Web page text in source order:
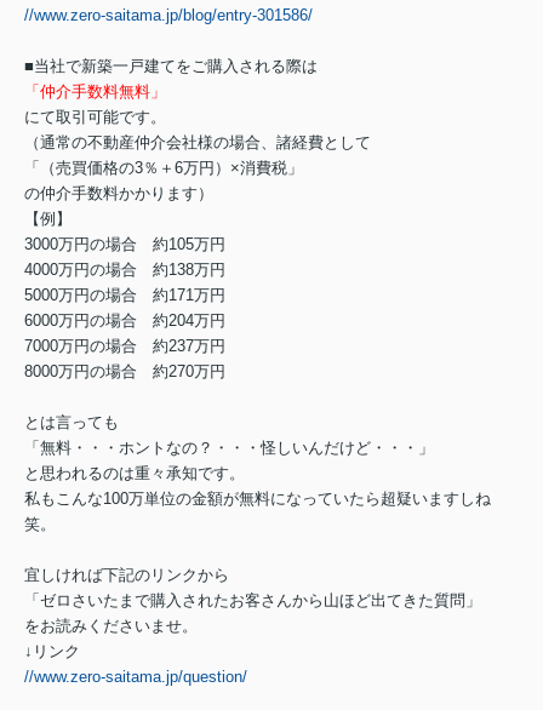
//www.zero-saitama.jp/blog/entry-301586/
■当社で新築一戸建てをご購入される際は
「仲介手数料無料」
にて取引可能です。
（通常の不動産仲介会社様の場合、諸経費として
「（売買価格の3％＋6万円）×消費税」
の仲介手数料かかります）
【例】
3000万円の場合 約105万円
4000万円の場合 約138万円
5000万円の場合 約171万円
6000万円の場合 約204万円
7000万円の場合 約237万円
8000万円の場合 約270万円
とは言っても
「無料・・・ホントなの？・・・怪しいんだけど・・・」
と思われるのは重々承知です。
私もこんな100万単位の金額が無料になっていたら超疑いますしね
笑。
宜しければ下記のリンクから
「ゼロさいたまで購入されたお客さんから山ほど出てきた質問」
をお読みくださいませ。
↓リンク
//www.zero-saitama.jp/question/